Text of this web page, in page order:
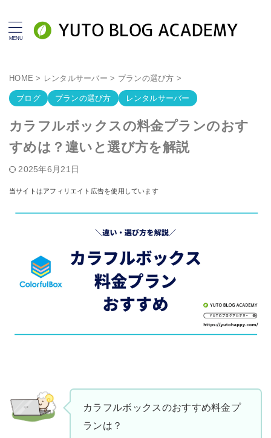
HOME > レンタルサーバー > プランの選び方 >
ブログ プランの選び方 レンタルサーバー
カラフルボックスの料金プランのおす
すめは？違いと選び方を解説
2025年6月21日
当サイトはアフィリエイト広告を使用しています
カラフルボックスのおすすめ料金プ
ランは？